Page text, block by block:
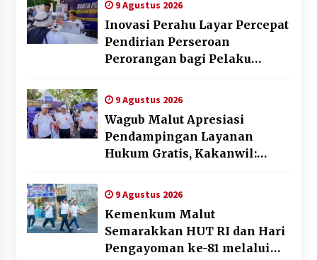
9 Agustus 2026
Inovasi Perahu Layar Percepat
Pendirian Perseroan
Perorangan bagi Pelaku
9 Agustus 2026
Wagub Malut Apresiasi
Pendampingan Layanan
Hukum Gratis, Kakanwil:
Kini Rp0
9 Agustus 2026
Kemenkum Malut
Semarakkan HUT RI dan Hari
Pengayoman ke-81 melalui